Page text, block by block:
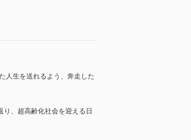
人生を送れるよう、奔走した
り、超高齢化社会を迎える日